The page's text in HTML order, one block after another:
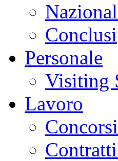
Conclusi
Personale
Visiting
Lavoro
Concorsi